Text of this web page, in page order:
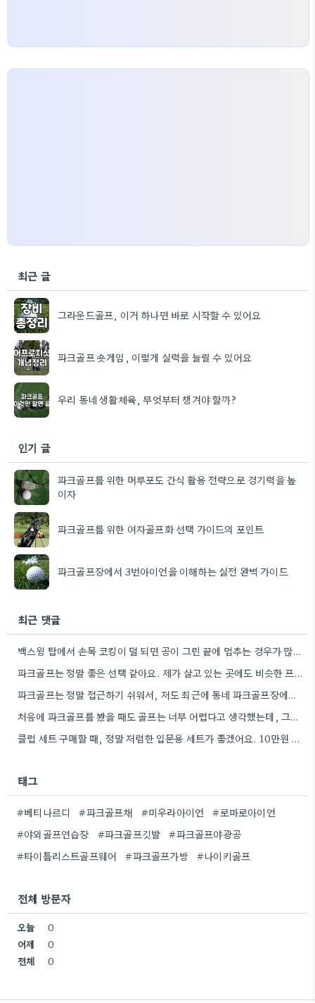
최근 글
그라운드골프, 이거 하나면 바로 시작할 수 있어요
파크골프 숏게임, 이렇게 실력을 늘릴 수 있어요
우리 동네 생활체육, 무엇부터 챙겨야 할까?
인기 글
파크골프를 위한 머루포도 간식 활용 전략으로 경기력을 높
이자
파크골프를 위한 여자골프화 선택 가이드의 포인트
파크골프장에서 3번아이언을 이해하는 실전 완벽 가이드
최근 댓글
백스윙 탑에서 손목 코킹이 덜 되면 공이 그린 끝에 멈추는 경우가 많더라고요. 숏게임의 핵심은 정확한…
파크골프는 정말 좋은 선택 같아요. 제가 살고 있는 곳에도 비슷한 프로그램이 있으면 좋겠어요.
파크골프는 정말 접근하기 쉬워서, 저도 최근에 동네 파크골프장에서 한 번 해봤어요. 처음에는 좀 어색했지만, 다들…
처음에 파크골프를 봤을 때도 골프는 너무 어렵다고 생각했는데, 그렇게 접근하기 쉬운 운동이 있었다니 신기하네요.
클럽 세트 구매할 때, 정말 저렴한 입문용 세트가 좋겠어요. 10만원 정도면 스윙 폼 연습에 충분할…
태그
#베티나르디 #파크골프채 #미우라아이언
#로마로아이언
#야외골프연습장
#파크골프깃발
#파크골프야광공
#타이틀리스트골프웨어
#파크골프가방 #나이키골프
전체 방문자
오늘
0
어제
0
전체
0